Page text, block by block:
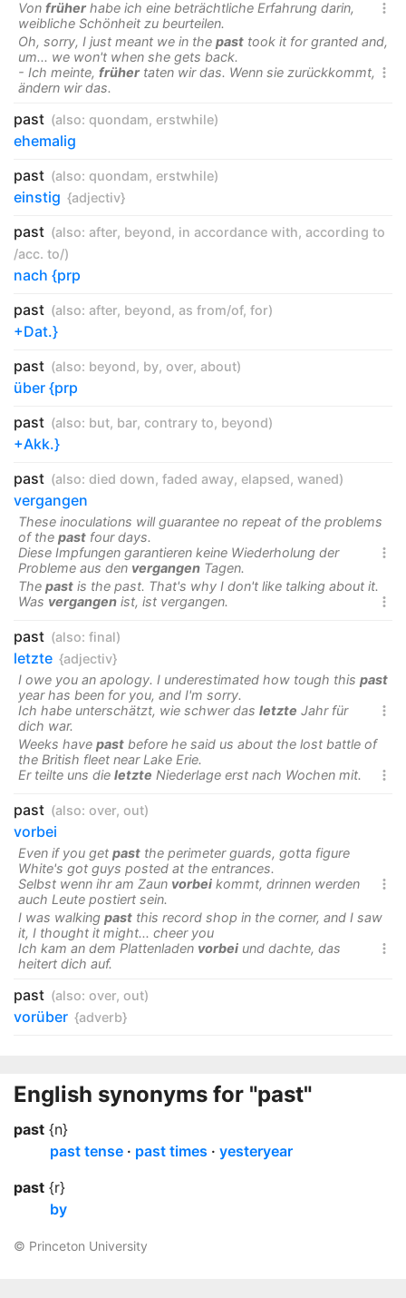

Von früherhabe ich eine beträchtliche Erfahrung darin,
weibliche Schönheit zu beurteilen.
Oh, sorry, I just meant we in the past took it for granted and,
um... we won't when she gets back.

- Ich meinte, frühertaten wir das. Wenn sie zurückkommt,
ändern wir das.
past (also: quondam, erstwhile)
ehemalig
past (also: quondam, erstwhile)
einstig {adjectiv}
past (also: after, beyond, in accordance with, according to
/acc. to/)
nach {prp
past (also: after, beyond, as from/of, for)
+Dat.}
past (also: beyond, by, over, about)
über {prp
past (also: but, bar, contrary to, beyond)
+Akk.}
past (also: died down, faded away, elapsed, waned)
vergangen
These inoculations will guarantee no repeat of the problems
of the past four days.

Diese Impfungen garantieren keine Wiederholung der
Probleme aus den vergangen Tagen.
The past is the past. That's why I don't like talking about it.

Was vergangen ist, ist vergangen.
past (also: final)
letzte {adjectiv}
I owe you an apology. I underestimated how tough this past
year has been for you, and I'm sorry.

Ich habe unterschätzt, wie schwer das letzte Jahr für
dich war.
Weeks have past before he said us about the lost battle of
the British fleet near Lake Erie.

Er teilte uns die letzte Niederlage erst nach Wochen mit.
past (also: over, out)
vorbei
Even if you get past the perimeter guards, gotta figure
White's got guys posted at the entrances.

Selbst wenn ihr am Zaun vorbei kommt, drinnen werden
auch Leute postiert sein.
I was walking past this record shop in the corner, and I saw
it, I thought it might... cheer you

Ich kam an dem Plattenladen vorbei und dachte, das
heitert dich auf.
past (also: over, out)
vorüber {adverb}
English synonyms for "past"
past {n}
past tense
past times
yesteryear
past {r}
by
© Princeton University